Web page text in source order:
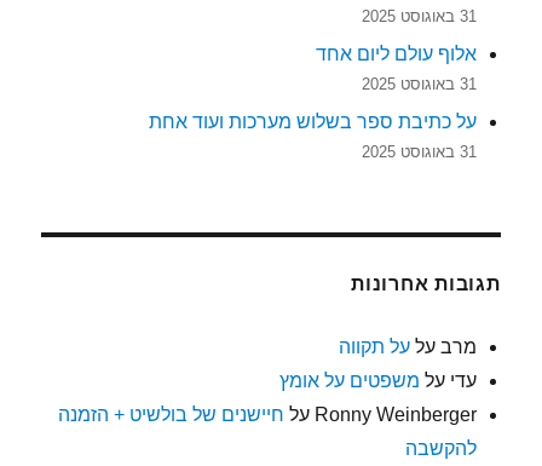
31 באוגוסט 2025
אלוף עולם ליום אחד
31 באוגוסט 2025
על כתיבת ספר בשלוש מערכות ועוד אחת
31 באוגוסט 2025
תגובות אחרונות
מרב עלעל תקווה
עדי על משפטים על אומץ
Ronny Weinberger על חיישנים של בולשיט + הזמנה
להקשבה